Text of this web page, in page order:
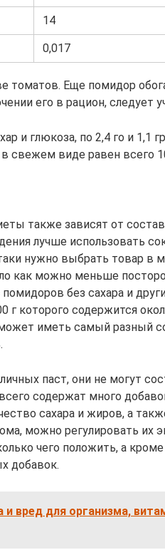
14
0,017
томатов. Еще помидор
его в рацион, следует
и глюкоза, по 2,4 го и 1,1
свежем виде равен всего
также зависят от
лучше использовать
нужно выбрать товар в
как можно меньше
без сахара и
г которого содержится
иметь самый разный
паст, они не могут
содержат много
сахара и жиров, а
можно регулировать их
чего положить, а
добавок.
и вред для организма,